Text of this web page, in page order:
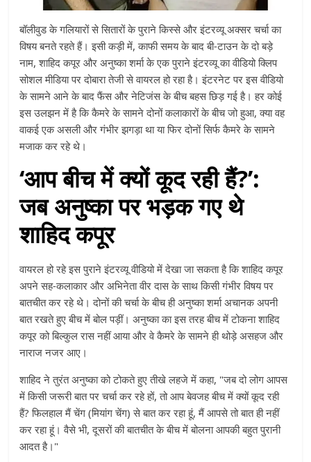
बॉलीवुड के गलियारों से सितारों के पुराने किस्से और इंटरव्यू अक्सर चर्चा का
विषय बनते रहते हैं। इसी कड़ी में, काफी समय के बाद बी-टाउन के दो बड़े
नाम, शाहिद कपूर और अनुष्का शर्मा के एक पुराने इंटरव्यू का वीडियो क्लिप
सोशल मीडिया पर दोबारा तेजी से वायरल हो रहा है। इंटरनेट पर इस वीडियो
के सामने आने के बाद फैंस और नेटिजंस के बीच बहस छिड़ गई है। हर कोई
इस उलझन में है कि कैमरे के सामने दोनों कलाकारों के बीच जो हुआ, क्या वह
वाकई एक असली और गंभीर झगड़ा था या फिर दोनों सिर्फ कैमरे के सामने
मजाक कर रहे थे।
‘आप बीच में क्यों कूद रही हैं?’:
जब अनुष्का पर भड़क गए थे
शाहिद कपूर
वायरल हो रहे इस पुराने इंटरव्यू वीडियो में देखा जा सकता है कि शाहिद कपूर
अपने सह-कलाकार और अभिनेता वीर दास के साथ किसी गंभीर विषय पर
बातचीत कर रहे थे। दोनों की चर्चा के बीच ही अनुष्का शर्मा अचानक अपनी
बात रखते हुए बीच में बोल पड़ीं। अनुष्का का इस तरह बीच में टोकना शाहिद
कपूर को बिल्कुल रास नहीं आया और वे कैमरे के सामने ही थोड़े असहज और
नाराज नजर आए।
शाहिद ने तुरंत अनुष्का को टोकते हुए तीखे लहजे में कहा, "जब दो लोग आपस
में किसी जरूरी बात पर चर्चा कर रहे हों, तो आप बेवजह बीच में क्यों कूद रही
हैं? फिलहाल मैं चेंग (मियांग चेंग) से बात कर रहा हूं, मैं आपसे तो बात ही नहीं
कर रहा हूं। वैसे भी, दूसरों की बातचीत के बीच में बोलना आपकी बहुत पुरानी
आदत है।"